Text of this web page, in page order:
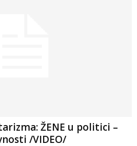
ŽENE u politici –
/VIDEO/